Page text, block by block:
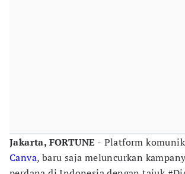
Jakarta, FORTUNE - Platform
Canva, baru saja meluncurkan